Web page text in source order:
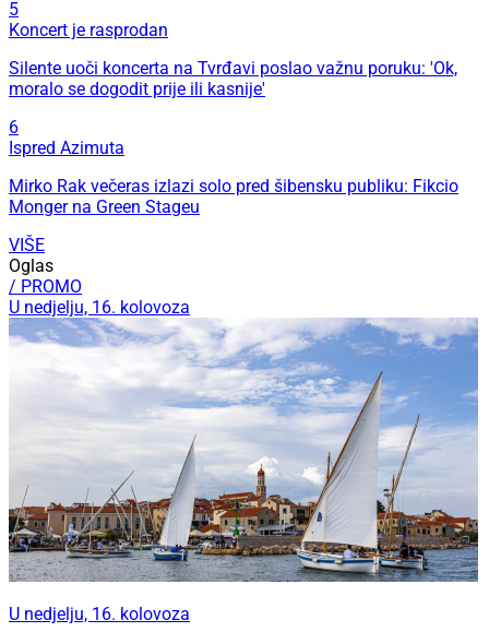
5
Koncert je rasprodan
Silente uoči koncerta na Tvrđavi poslao važnu poruku: 'Ok,
moralo se dogodit prije ili kasnije'
6
Ispred Azimuta
Mirko Rak večeras izlazi solo pred šibensku publiku: Fikcio
Monger na Green Stageu
VIŠE
Oglas
/ PROMO
U nedjelju, 16. kolovoza
U nedjelju, 16. kolovoza